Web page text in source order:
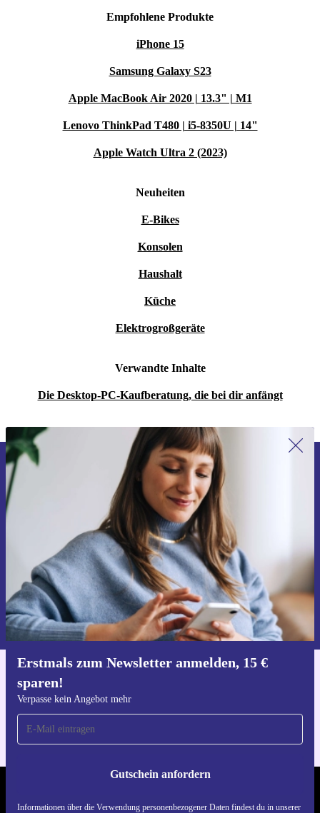
Empfohlene Produkte
iPhone 15
Samsung Galaxy S23
Apple MacBook Air 2020 | 13.3" | M1
Lenovo ThinkPad T480 | i5-8350U | 14"
Apple Watch Ultra 2 (2023)
Neuheiten
E-Bikes
Konsolen
Haushalt
Küche
Elektrogroßgeräte
Verwandte Inhalte
Die Desktop-PC-Kaufberatung, die bei dir anfängt
Erstmals zum Newsletter anmelden, 15 €
sparen!
Verpasse kein Angebot mehr
Gutschein anfordern
Informationen über die Verwendung personenbezogener Daten findest du in unserer
Erstmals zum Newsletter anmelden,
15 € sparen!
Verpasse kein Angebot mehr.
Gutschein anfordern
Informationen über die Verwendung personenbezogener Daten findest
du in unsererDatenschutzerklärung.
Für iOS und Android